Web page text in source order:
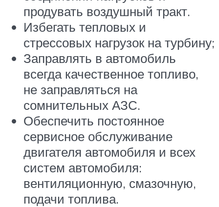
продувать воздушный тракт.
Избегать тепловых и
стрессовых нагрузок на турбину;
Заправлять в автомобиль
всегда качественное топливо,
не заправляться на
сомнительных АЗС.
Обеспечить постоянное
сервисное обслуживание
двигателя автомобиля и всех
систем автомобиля:
вентиляционную, смазочную,
подачи топлива.